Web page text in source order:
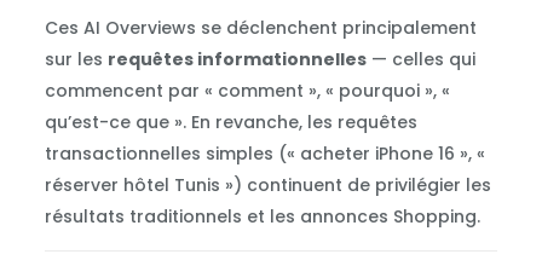
Ces AI Overviews se déclenchent principalement
sur les requêtes informationnelles— celles qui
commencent par « comment », « pourquoi », «
qu’est-ce que ». En revanche, les requêtes
transactionnelles simples (« acheter iPhone 16 », «
réserver hôtel Tunis ») continuent de privilégier les
résultats traditionnels et les annonces Shopping.